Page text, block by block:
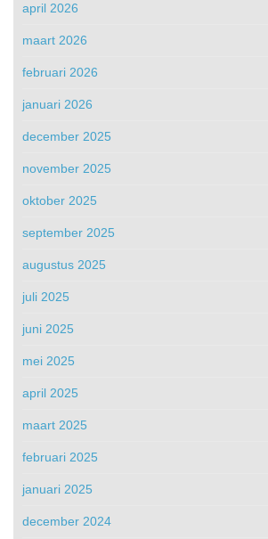
april 2026
maart 2026
februari 2026
januari 2026
december 2025
november 2025
oktober 2025
september 2025
augustus 2025
juli 2025
juni 2025
mei 2025
april 2025
maart 2025
februari 2025
januari 2025
december 2024